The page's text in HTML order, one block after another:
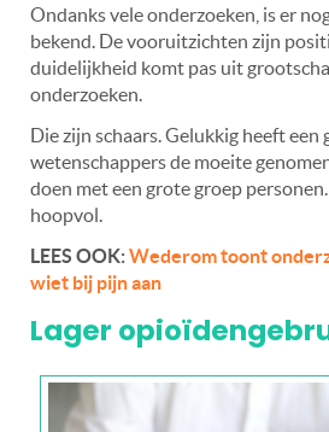
Ondanks vele onderzoeken, is er
bekend. De vooruitzichten zijn
duidelijkheid komt pas uit
onderzoeken.
Die zijn schaars. Gelukkig heeft een
wetenschappers de moeite
doen met een grote groep
hoopvol.
LEES OOK:Wederom toont
wiet bij pijn aan
Lager